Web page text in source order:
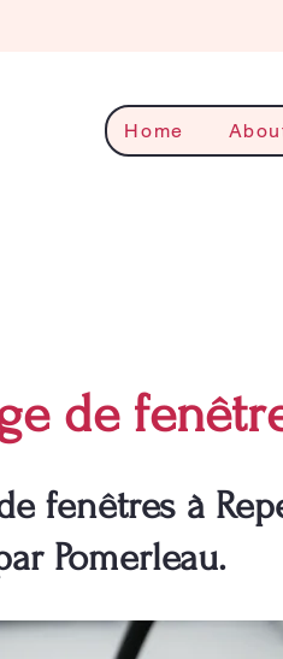
Home
de
fenêtres à
Pomerleau.